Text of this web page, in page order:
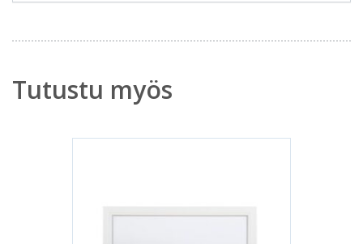
Tutustu myös